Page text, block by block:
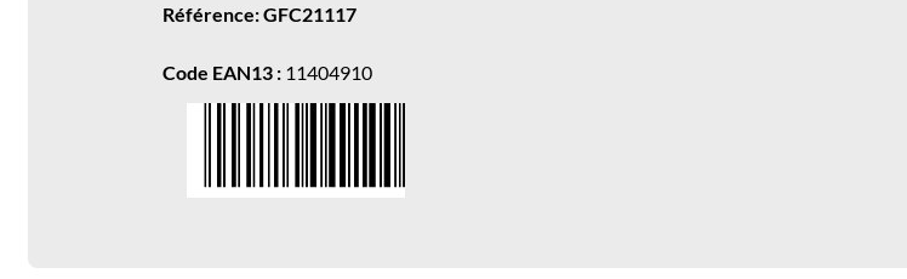
Référence: GFC21117
Code EAN13 : 11404910